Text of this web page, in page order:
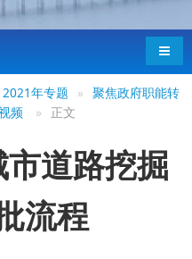
导航
2021年专题 » 聚焦政府职能转
频 » 正文
道路挖掘
流程